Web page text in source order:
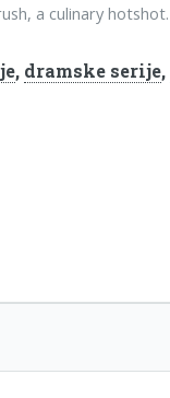
a culinary hotshot.
, dramske serije,